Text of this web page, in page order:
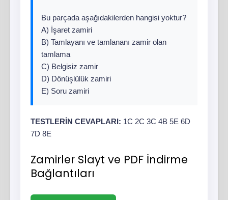
Bu parçada aşağıdakilerden hangisi yoktur?
A) İşaret zamiri
B) Tamlayanı ve tamlananı zamir olan
tamlama
C) Belgisiz zamir
D) Dönüşlülük zamiri
E) Soru zamiri
TESTLERİN CEVAPLARI: 1C 2C 3C 4B 5E 6D
7D 8E
Zamirler Slayt ve PDF İndirme
Bağlantıları